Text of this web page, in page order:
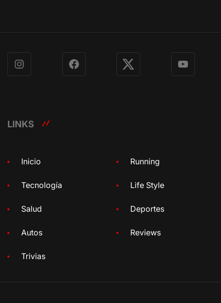
Instagram Facebook X YouTube
LINKS
Inicio Running
Tecnología Life Style
Salud Deportes
Autos Reviews
Trivias